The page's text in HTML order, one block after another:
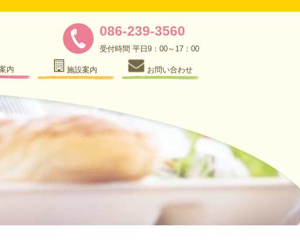
086-239-3560
受付時間 平日9：00～17：00
内 施設案内 お問い合わせ